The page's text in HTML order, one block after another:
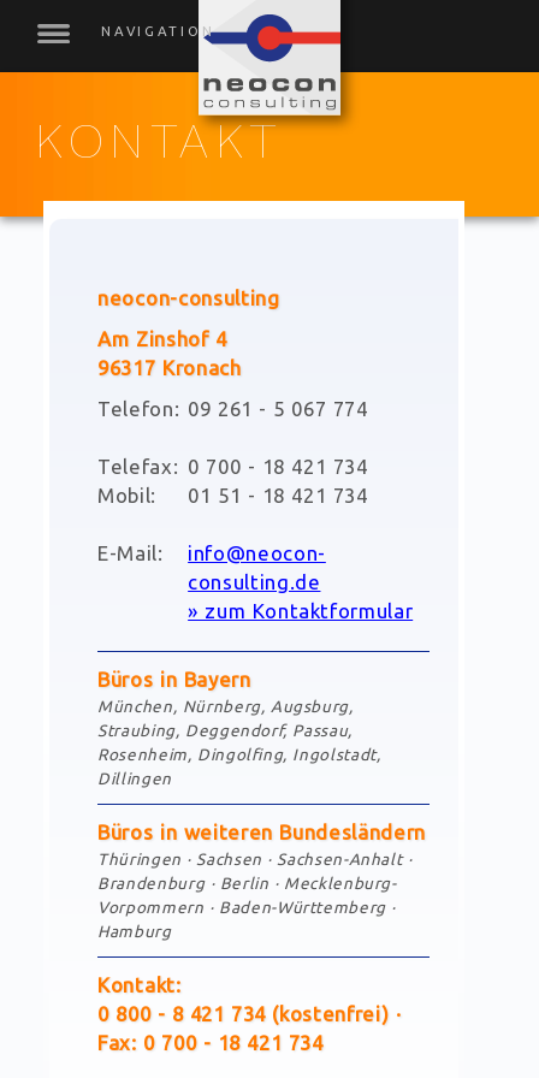
KONTAKT
neocon-consulting
Am Zinshof 4
96317 Kronach
Telefon: 09 261 - 5 067 774
Telefax: 0 700 - 18 421 734
Mobil:
01 51 - 18 421 734
E-Mail:
info@neocon-
consulting.de
» zum Kontaktformular
Büros in Bayern
München, Nürnberg, Augsburg,
Straubing, Deggendorf, Passau,
Rosenheim, Dingolfing, Ingolstadt,
Dillingen
Büros in weiteren Bundesländern
Thüringen · Sachsen · Sachsen-Anhalt ·
Brandenburg · Berlin · Mecklenburg-
Vorpommern · Baden-Württemberg ·
Hamburg
Kontakt:
0 800 - 8 421 734 (kostenfrei) ·
Fax: 0 700 - 18 421 734